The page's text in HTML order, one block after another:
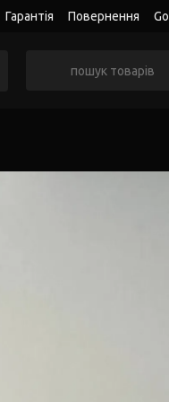
Гарантія Повернення